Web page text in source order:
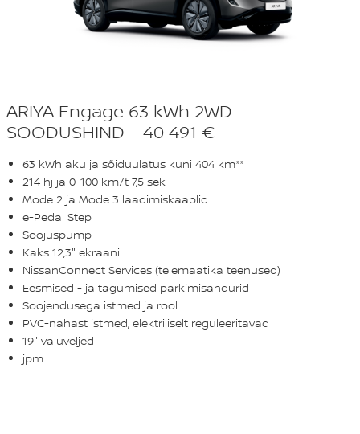
ARIYA Engage 63 kWh 2WD
SOODUSHIND – 40 491 €
63 kWh aku ja sõiduulatus kuni 404 km**
214 hj ja 0-100 km/t 7,5 sek
Mode 2 ja Mode 3 laadimiskaablid
e-Pedal Step
Soojuspump
Kaks 12,3" ekraani
NissanConnect Services (telemaatika teenused)
Eesmised - ja tagumised parkimisandurid
Soojendusega istmed ja rool
PVC-nahast istmed, elektriliselt reguleeritavad
19" valuveljed
jpm.